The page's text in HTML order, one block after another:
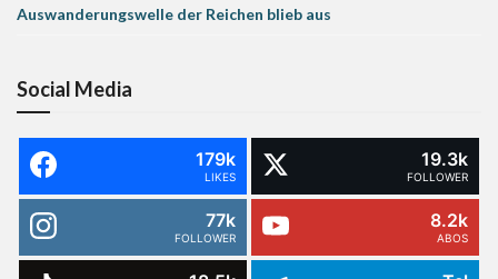
Auswanderungswelle der Reichen blieb aus
Social Media
179k
LIKES
19.3k
FOLLOWER
77k
FOLLOWER
8.2k
ABOS